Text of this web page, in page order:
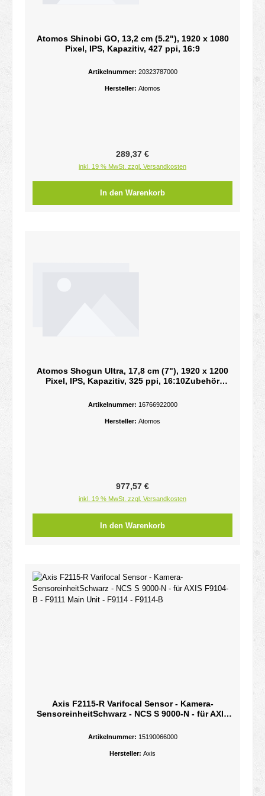
Atomos Shinobi GO, 13,2 cm (5.2"), 1920 x 1080
Pixel, IPS, Kapazitiv, 427 ppi, 16:9
Artikelnummer: 20323787000
Hersteller: Atomos
Regulärer Preis:
289,37 €
inkl. 19 % MwSt. zzgl. Versandkosten
In den Warenkorb
Atomos Shogun Ultra, 17,8 cm (7"), 1920 x 1200
Pixel, IPS, Kapazitiv, 325 ppi, 16:10Zubehör
Artikelnummer: 16766922000
Hersteller: Atomos
Regulärer Preis:
977,57 €
inkl. 19 % MwSt. zzgl. Versandkosten
In den Warenkorb
Axis F2115-R Varifocal Sensor - Kamera-
SensoreinheitSchwarz - NCS S 9000-N - für AXIS
Artikelnummer: 15190066000
Hersteller: Axis